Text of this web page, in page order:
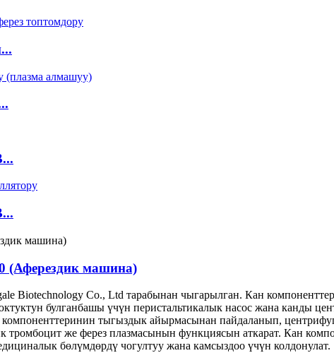
(Аферездик машина)
Biotechnology Co., Ltd тарабынан чыгарылган. Кан
булганбашы үчүн перистальтикалык насос жана канды
тыгыздык айырмасынан пайдаланып,
тромбоцит же ферез плазмасынын функциясын аткарат. Кан
бөлүмдөрдү чогултуу жана камсыздоо үчүн колдонулат.